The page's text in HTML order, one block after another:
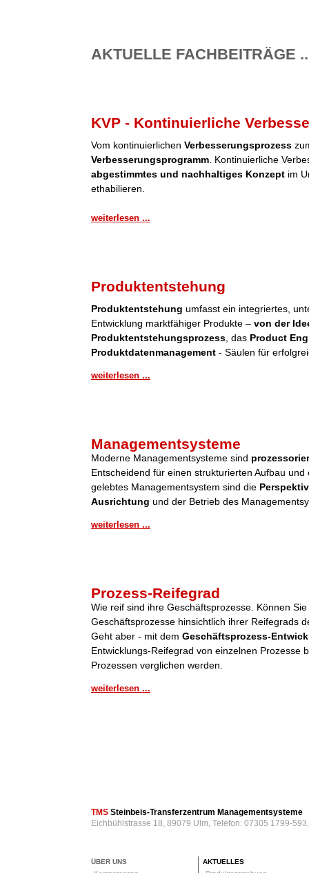
AKTUELLE FACHBEITRÄGE
KVP - Kontinuierliche
Vom kontinuierlichen Verbesserungsprozess
Verbesserungsprogramm . Kontinuierliche
abgestimmtes und nachhaltiges Konzept im
ethabilieren.
weiterlesen ...
Produktentstehung
Produktentstehung umfasst ein integriertes,
Entwicklung marktfähiger Produkte – von der
Produktentstehungsprozess , das Product
Produktdatenmanagement - Säulen für
weiterlesen ...
Managementsysteme
Moderne Managementsysteme sind
Entscheidend für einen strukturierten Aufbau
gelebtes Managementsystem sind die
Ausrichtung und der Betrieb des
weiterlesen ...
Prozess-Reifegrad
Wie reif sind ihre Geschäftsprozesse. Können
Geschäftsprozesse hinsichtlich ihrer Reifegrads
Geht aber - mit dem Geschäftsprozess-
Entwicklungs-Reifegrad von einzelnen Prozesse
Prozessen verglichen werden.
weiterlesen ...
TMS Steinbeis-Transferzentrum Managementsysteme
Eichbühlstrasse 18, 89079 Ulm, Telefon: 07305 1799-
ÜBER UNS
AKTUELLES